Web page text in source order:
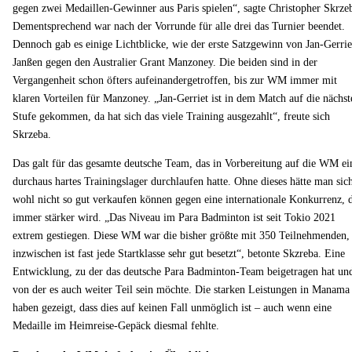
gegen zwei Medaillen-Gewinner aus Paris spielen“, sagte Christopher
Dementsprechend war nach der Vorrunde für alle drei das Turnier beendet.
Dennoch gab es einige Lichtblicke, wie der erste Satzgewinn von Jan-
Janßen gegen den Australier Grant Manzoney. Die beiden sind in der
Vergangenheit schon öfters aufeinandergetroffen, bis zur WM immer mit
klaren Vorteilen für Manzoney. „Jan-Gerriet ist in dem Match auf die
Stufe gekommen, da hat sich das viele Training ausgezahlt“, freute sich
Skrzeba.
Das galt für das gesamte deutsche Team, das in Vorbereitung auf die WM
durchaus hartes Trainingslager durchlaufen hatte. Ohne dieses hätte man
wohl nicht so gut verkaufen können gegen eine internationale Konkurrenz,
immer stärker wird. „Das Niveau im Para Badminton ist seit Tokio 2021
extrem gestiegen. Diese WM war die bisher größte mit 350 Teilnehmenden,
inzwischen ist fast jede Startklasse sehr gut besetzt“, betonte Skzreba. Eine
Entwicklung, zu der das deutsche Para Badminton-Team beigetragen hat
von der es auch weiter Teil sein möchte. Die starken Leistungen in Manama
haben gezeigt, dass dies auf keinen Fall unmöglich ist – auch wenn eine
Medaille im Heimreise-Gepäck diesmal fehlte.